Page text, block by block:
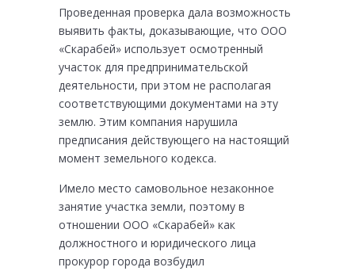
Проведенная проверка дала возможность
выявить факты, доказывающие, что ООО
«Скарабей» использует осмотренный
участок для предпринимательской
деятельности, при этом не располагая
соответствующими документами на эту
землю. Этим компания нарушила
предписания действующего на настоящий
момент земельного кодекса.
Имело место самовольное незаконное
занятие участка земли, поэтому в
отношении ООО «Скарабей» как
должностного и юридического лица
прокурор города возбудил